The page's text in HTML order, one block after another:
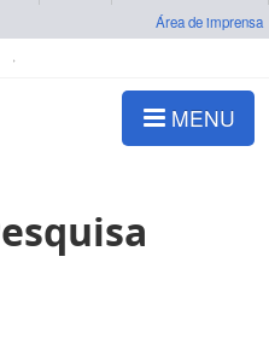
Área de imprensa
MENU